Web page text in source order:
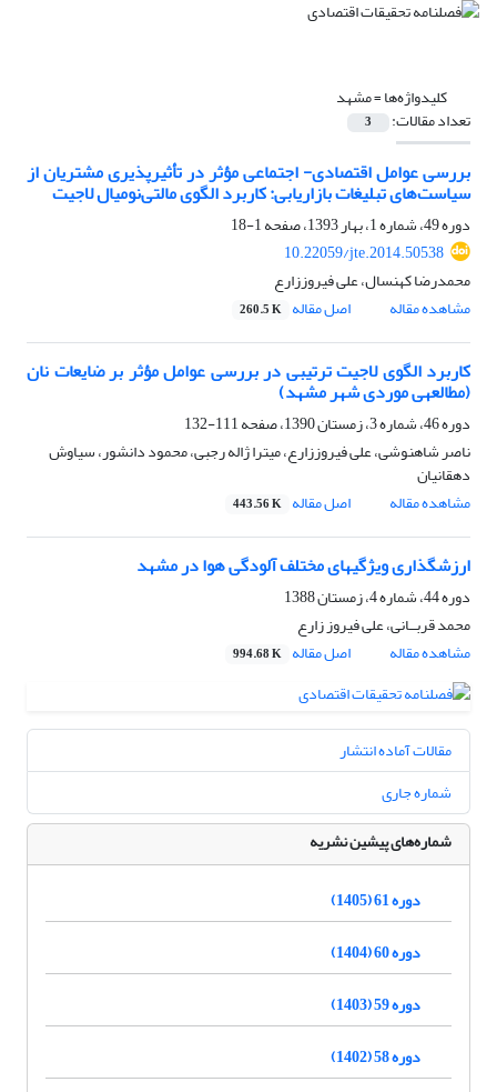
کلیدواژه‌ها =مشهد
تعداد مقالات: 3
بررسی عوامل اقتصادی- اجتماعی مؤثر در تأثیرپذیری مشتریان از
سیاست‌های تبلیغات بازاریابی: کاربرد الگوی مالتی‌نومیال لاجیت
دوره 49، شماره 1، بهار 1393، صفحه
1-18
10.22059/jte.2014.50538
محمدرضا کهنسال، علی فیروززارع
مشاهده مقاله
اصل مقاله 260.5 K
کاربرد الگوی لاجیت ترتیبی در بررسی عوامل مؤثر بر ضایعات نان
(مطالعه‎ی موردی شهر مشهد)
دوره 46، شماره 3، زمستان 1390، صفحه
111-132
ناصر شاهنوشی، علی فیروززارع، میترا ژاله رجبی، محمود دانشور، سیاوش
دهقانیان
مشاهده مقاله
اصل مقاله 443.56 K
ارزش‎گذاری ویژگی‏های مختلف آلودگی هوا در مشهد
دوره 44، شماره 4، زمستان 1388
محمد قربــانی، علی فیروز زارع
مشاهده مقاله
اصل مقاله 994.68 K
مقالات آماده انتشار
شماره جاری
شماره‌های پیشین نشریه
دوره 61 (1405)
دوره 60 (1404)
دوره 59 (1403)
دوره 58 (1402)